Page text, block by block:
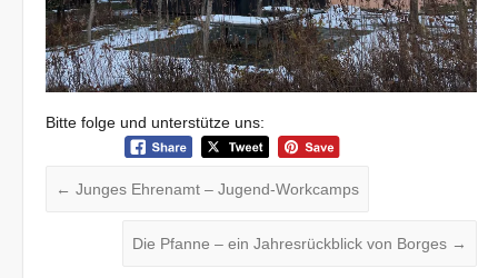
Bitte folge und unterstütze uns:
← Junges Ehrenamt – Jugend-Workcamps
Die Pfanne – ein Jahresrückblick von Borges →